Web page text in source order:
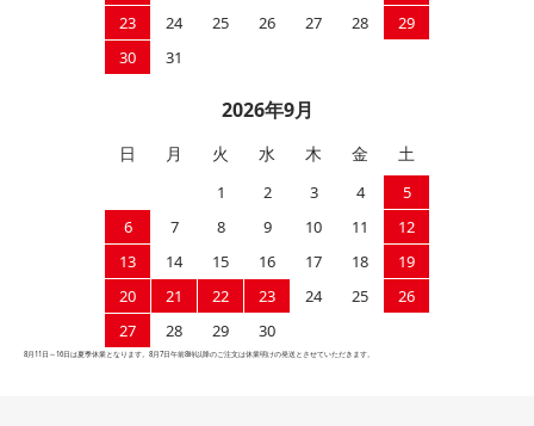
23
24 25 26 27 28
29
30
31
2026年9月
日 月 火 水 木 金 土
1 2 3 4
5
6
7 8 9 10 11
12
13
14 15 16 17 18
19
20
21 22 23 24 25
26
27
28 29 30
8月11日～16日は夏季休業となります。8月7日午前8時以降のご注文は休業明けの発送とさせていただきます。